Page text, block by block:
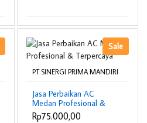
Sale
PT SINERGI PRIMA MANDIRI
Jasa Perbaikan AC
Medan Profesional &
Terpercaya
Rp75.000,00